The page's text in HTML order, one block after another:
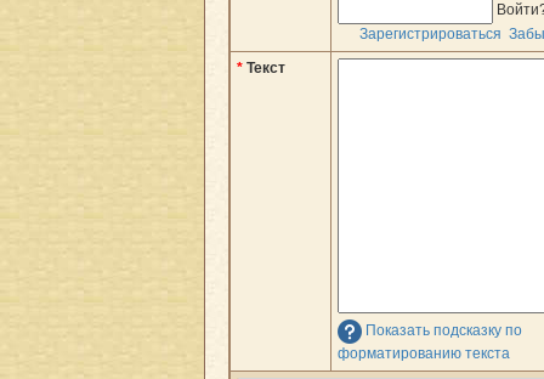
Зарегистрироваться
* Текст
Показать подсказку по
форматированию текста